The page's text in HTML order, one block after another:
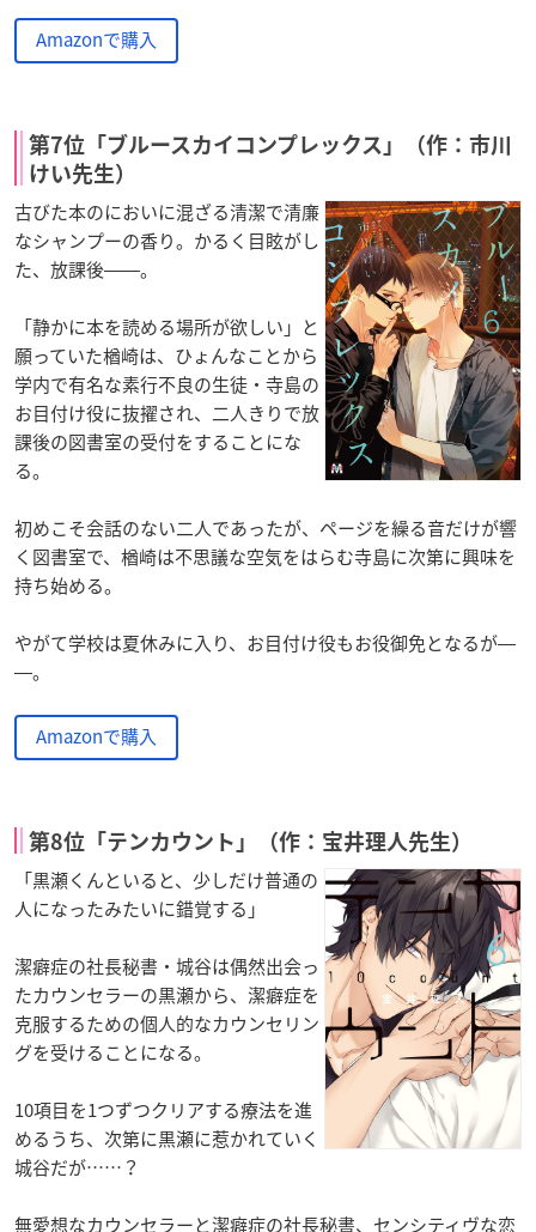
Amazonで購入
第7位「ブルースカイコンプレックス」（作：市川
けい先生）
古びた本のにおいに混ざる清潔で清廉
なシャンプーの香り。かるく目眩がし
た、放課後――。
「静かに本を読める場所が欲しい」と
願っていた楢崎は、ひょんなことから
学内で有名な素行不良の生徒・寺島の
お目付け役に抜擢され、二人きりで放
課後の図書室の受付をすることにな
る。
初めこそ会話のない二人であったが、ページを繰る音だけが響
く図書室で、楢崎は不思議な空気をはらむ寺島に次第に興味を
持ち始める。
やがて学校は夏休みに入り、お目付け役もお役御免となるが―
―。
Amazonで購入
第8位「テンカウント」（作：宝井理人先生）
「黒瀬くんといると、少しだけ普通の
人になったみたいに錯覚する」
潔癖症の社長秘書・城谷は偶然出会っ
たカウンセラーの黒瀬から、潔癖症を
克服するための個人的なカウンセリン
グを受けることになる。
10項目を1つずつクリアする療法を進
めるうち、次第に黒瀬に惹かれていく
城谷だが……？
無愛想なカウンセラーと潔癖症の社長秘書、センシティヴな恋